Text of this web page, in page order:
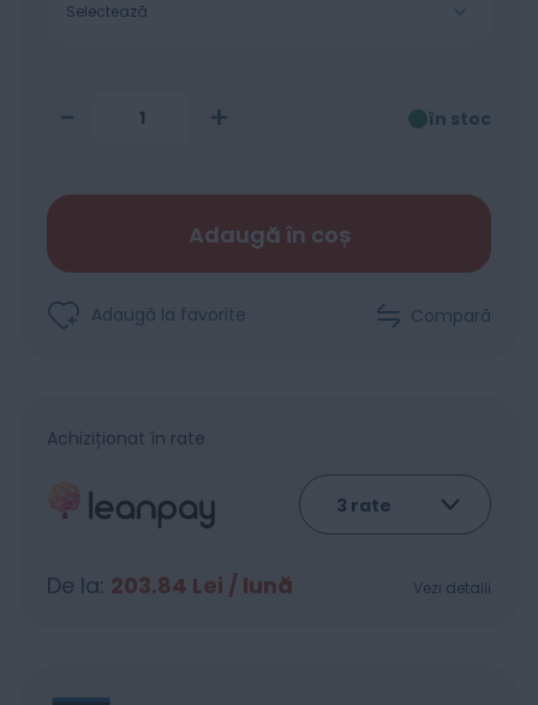
Selectează
- + în stoc
Adaugă în coș
Adaugă la favorite Compară
Achiziționat în rate
De la: 203.84 Lei / lună Vezi detalii